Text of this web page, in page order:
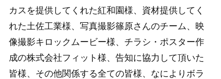
カスを提供してくれた紅和園様、資材提供してく
れた土佐工業様、写真撮影篠原さんのチーム、映
像撮影キロックムービー様、チラシ・ポスター作
成の株式会社フィット様、告知に協力して頂いた
皆様、その他関係する全ての皆様、なによりボラ